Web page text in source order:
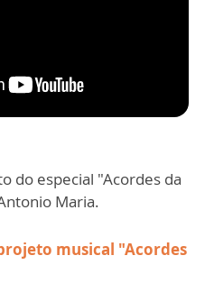
do especial "Acordes da
Maria.
musical "Acordes